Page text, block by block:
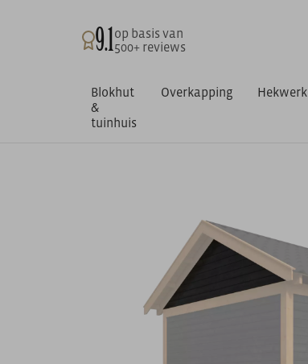
9.1op basis van
500+ reviews
Blokhut
&
tuinhuis
Overkapping Hekwerk
Home / Buitenleven